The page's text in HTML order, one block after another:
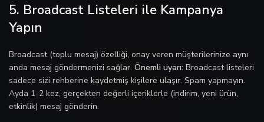
5. Broadcast Listeleri ile Kampanya
Yapın
Broadcast (toplu mesaj) özelliği, onay veren müşterilerinize aynı
anda mesaj göndermenizi sağlar. Önemli uyarı: Broadcast listeleri
sadece sizi rehberine kaydetmiş kişilere ulaşır. Spam yapmayın.
Ayda 1-2 kez, gerçekten değerli içeriklerle (indirim, yeni ürün,
etkinlik) mesaj gönderin.